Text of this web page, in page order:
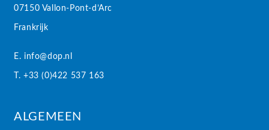
07150 Vallon-Pont-d’Arc
Frankrijk
E. info@dop.nl
T. +33 (0)422 537 163
ALGEMEEN